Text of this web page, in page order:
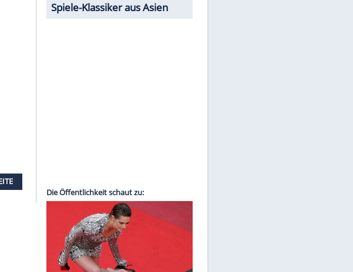
zu machen."
"Liebe
ist
Ort."
GmbH
Spiele-Klassiker aus Asien